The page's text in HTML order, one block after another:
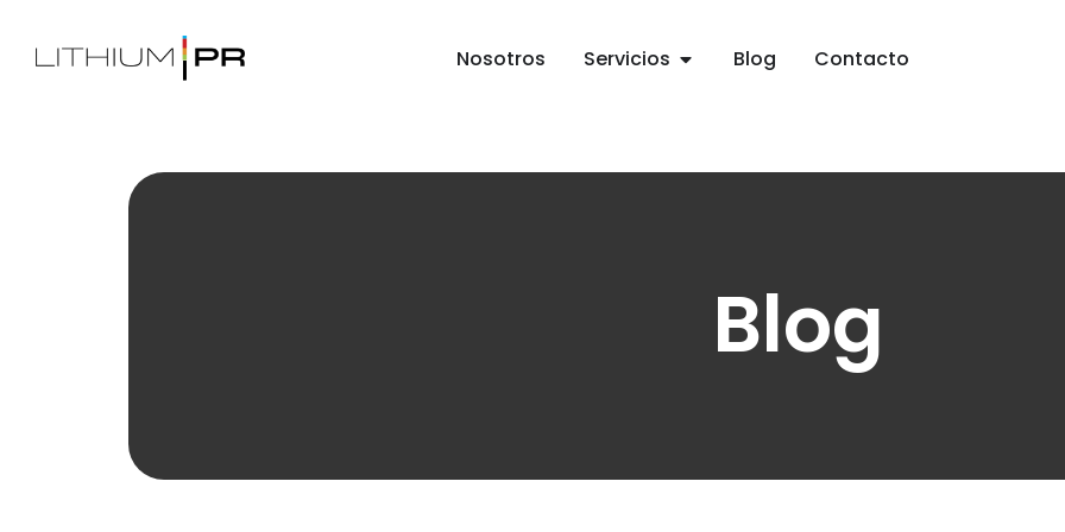
Nosotros Servicios Blog Contacto
Blog